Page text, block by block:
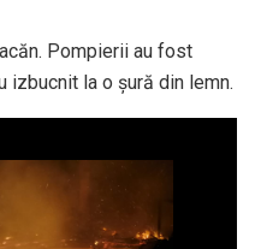
Pompierii au fost
izbucnit la o șură din lemn.